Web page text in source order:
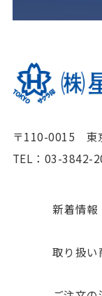
〒110-0015 東
TEL：03-3842-
新着情報
取り扱い